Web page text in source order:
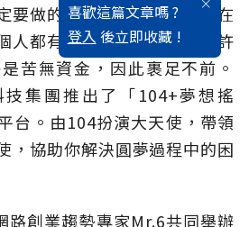
喜歡這篇文章嗎 ?
登入 後立即收藏 !
要做的事！許多人心中都存在
人都有實現夢想的勇氣，或許
苦無資金，因此裹足不前。
集團推出了「104+夢想搖
台。由104扮演大天使，帶領
，協助你解決圓夢過程中的困
路創業趨勢專家Mr.6共同舉辦